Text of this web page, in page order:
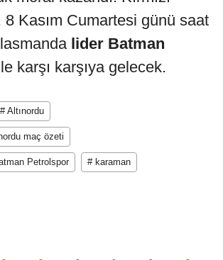
8 Kasım Cumartesi günü saat
lider Batman
karşı karşıya gelecek.
# Altınordu
maç özeti
Petrolspor # karaman